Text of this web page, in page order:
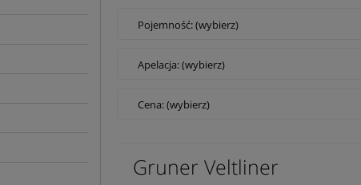
Pojemność: (wybierz)
Apelacja: (wybierz)
Cena: (wybierz)
Gruner Veltliner